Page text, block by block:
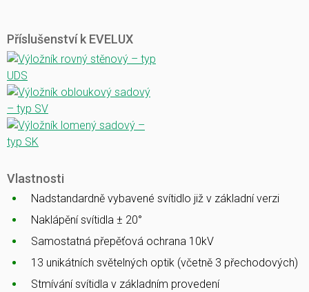
Příslušenství k EVELUX
Vlastnosti
Nadstandardně vybavené svítidlo již v základní verzi
Naklápění svítidla ± 20°
Samostatná přepěťová ochrana 10kV
13 unikátních světelných optik (včetně 3 přechodových)
Stmívání svítidla v základním provedení